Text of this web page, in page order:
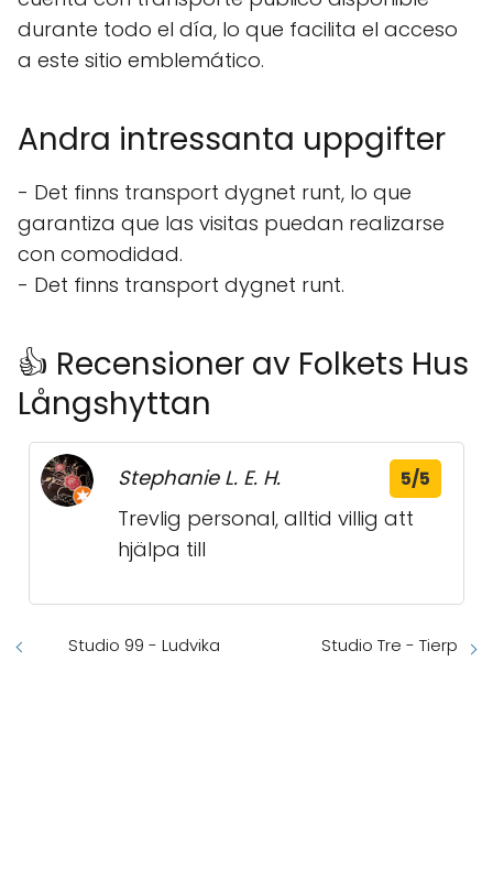
durante todo el día, lo que facilita el acceso
a este sitio emblemático.
Andra intressanta uppgifter
- Det finns transport dygnet runt, lo que
garantiza que las visitas puedan realizarse
con comodidad.
- Det finns transport dygnet runt.
👍 Recensioner av Folkets Hus
Långshyttan
Stephanie L. E. H. 5/5
Trevlig personal, alltid villig att
hjälpa till
Studio 99 - Ludvika Studio Tre - Tierp